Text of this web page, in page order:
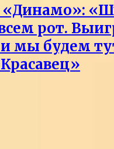
рот.
мы будем